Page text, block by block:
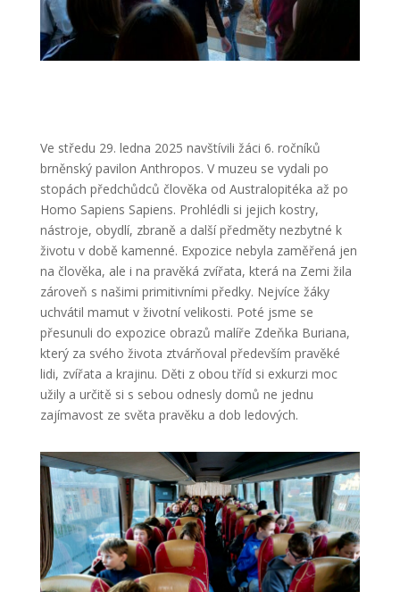
Ve středu 29. ledna 2025 navštívili žáci 6. ročníků
brněnský pavilon Anthropos. V muzeu se vydali po
stopách předchůdců člověka od Australopitéka až po
Homo Sapiens Sapiens. Prohlédli si jejich kostry,
nástroje, obydlí, zbraně a další předměty nezbytné k
životu v době kamenné. Expozice nebyla zaměřená jen
na člověka, ale i na pravěká zvířata, která na Zemi žila
zároveň s našimi primitivními předky. Nejvíce žáky
uchvátil mamut v životní velikosti. Poté jsme se
přesunuli do expozice obrazů malíře Zdeňka Buriana,
který za svého života ztvárňoval především pravěké
lidi, zvířata a krajinu. Děti z obou tříd si exkurzi moc
užily a určitě si s sebou odnesly domů ne jednu
zajímavost ze světa pravěku a dob ledových.